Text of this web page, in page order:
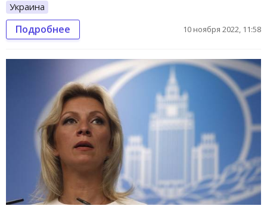
Украина
Подробнее 10 ноября 2022, 11:58